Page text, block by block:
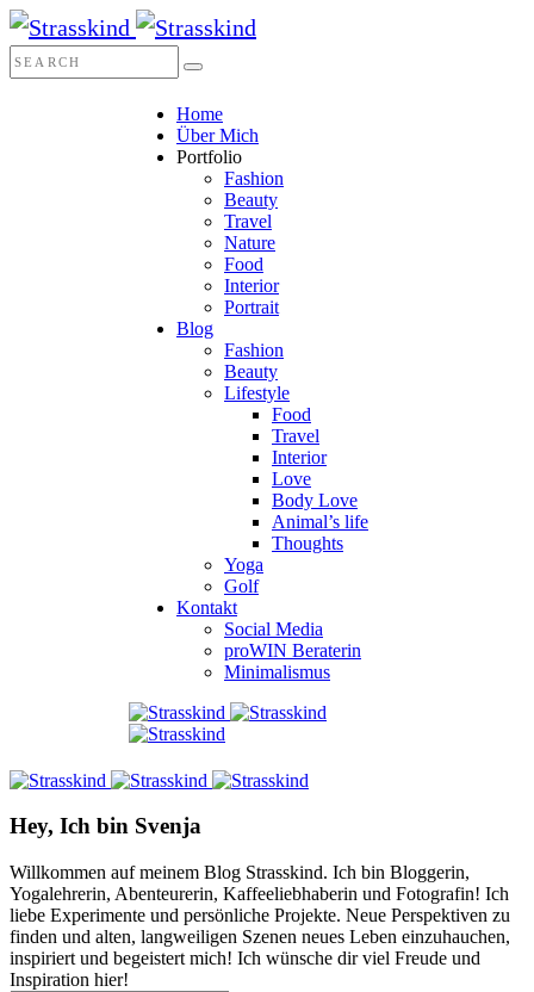
Home
Über Mich
Portfolio
Fashion
Beauty
Travel
Nature
Food
Interior
Portrait
Blog
Fashion
Beauty
Lifestyle
Food
Travel
Interior
Love
Body Love
Animal’s life
Thoughts
Yoga
Golf
Kontakt
Social Media
proWIN Beraterin
Minimalismus
Hey, Ich bin Svenja
Willkommen auf meinem Blog Strasskind. Ich bin Bloggerin,
Yogalehrerin, Abenteurerin, Kaffeeliebhaberin und Fotografin! Ich
liebe Experimente und persönliche Projekte. Neue Perspektiven zu
finden und alten, langweiligen Szenen neues Leben einzuhauchen,
inspiriert und begeistert mich! Ich wünsche dir viel Freude und
Inspiration hier!